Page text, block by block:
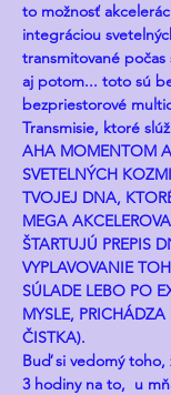
to možnosť
integráciou
transmitované
aj potom... toto sú
bezpriestorové
Transmisie, ktoré
AHA MOMENTOM
SVETELNÝCH
TVOJEJ DNA,
MEGA
ŠTARTUJÚ PREPIS
VYPLAVOVANIE
SÚLADE LEBO PO
MYSLE,
ČISTKA).
Buď si vedomý
3 hodiny na to,  u